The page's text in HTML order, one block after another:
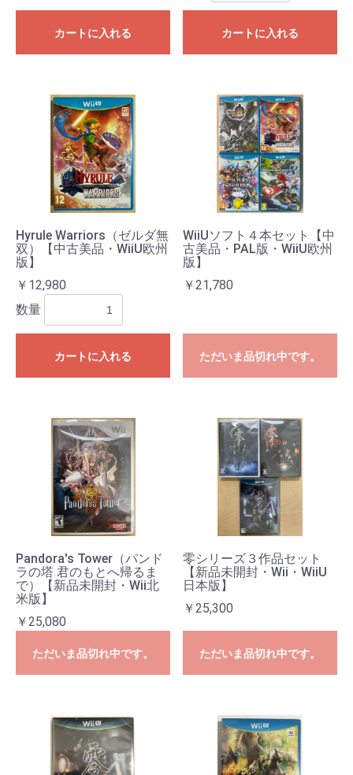
カートに入れる カートに入れる
Hyrule Warriors（ゼルダ無
双）【中古美品・WiiU欧州
版】
￥12,980
数量
カートに入れる
WiiUソフト４本セット【中
古美品・PAL版・WiiU欧州
版】
￥21,780
ただいま品切れ中です。
Pandora's Tower（パンド
ラの塔 君のもとへ帰るま
で）【新品未開封・Wii北
米版】
￥25,080
ただいま品切れ中です。
零シリーズ３作品セット
【新品未開封・Wii・WiiU
日本版】
￥25,300
ただいま品切れ中です。
お買い物を続ける カートへ進む